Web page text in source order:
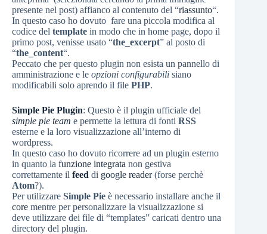
presente nel post) affianco al contenuto del “riassunto“.
In questo caso ho dovuto fare una piccola modifica al
codice del template in modo che in home page, dopo il
primo post, venisse usato “the_excerpt” al posto di
“the_content“.
Peccato che per questo plugin non esista un pannello di
amministrazione e le opzioni configurabili siano
modificabili solo aprendo il file PHP.
Simple Pie Plugin: Questo è il plugin ufficiale del
simple pie team e permette la lettura di fonti RSS
esterne e la loro visualizzazione all’interno di
wordpress.
In questo caso ho dovuto ricorrere ad un plugin esterno
in quanto la funzione integrata non gestiva
correttamente il feed di google reader(forse perchè
Atom?).
Per utilizzare Simple Pie è necessario installare anche il
core mentre per personalizzare la visualizzazione si
deve utilizzare dei file di “templates” caricati dentro una
directory del plugin.